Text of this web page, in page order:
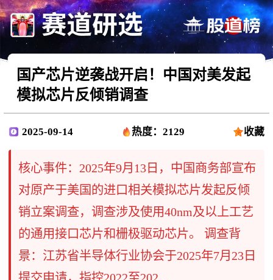
国产芯片逆袭战开启！中国对美发起
模拟芯片反倾销调查
2025-09-14 热度：2129 收藏
核心事件：2025年9月13日，中国商务部宣布
对原产于美国的进口相关模拟芯片发起反倾
销立案调查，调查涉及使用40nm及以上工艺
的通用接口芯片和栅极驱动芯片。 调查背
景：江苏省半导体行业协会于2025年7月23日